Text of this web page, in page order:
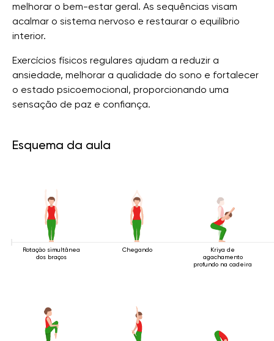
melhorar o bem-estar geral. As sequências visam
acalmar o sistema nervoso e restaurar o equilíbrio
interior.
Exercícios físicos regulares ajudam a reduzir a
ansiedade, melhorar a qualidade do sono e fortalecer
o estado psicoemocional, proporcionando uma
sensação de paz e confiança.
Esquema da aula
Rotação simultânea
dos braços
Chegando
Kriya de
agachamento
profundo na cadeira